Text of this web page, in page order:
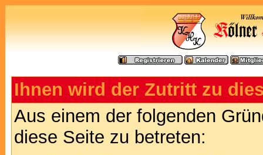
Ihnen wird der Zutritt zu
Aus einem der folgenden
diese Seite zu betreten: